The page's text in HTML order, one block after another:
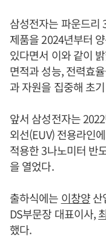
삼성전자는 파운드리
제품을 2024년부터
있다면서 이와 같이
면적과 성능, 전력효
과 자원을 집중해 초
앞서 삼성전자는
외선(EUV) 전용라인
적용한 3나노미터 반
을 열었다.
출하식에는 이창양산
DS부문장 대표이사,
했다.